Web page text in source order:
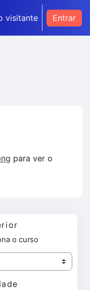
visitante Entrar
para ver o
o curso